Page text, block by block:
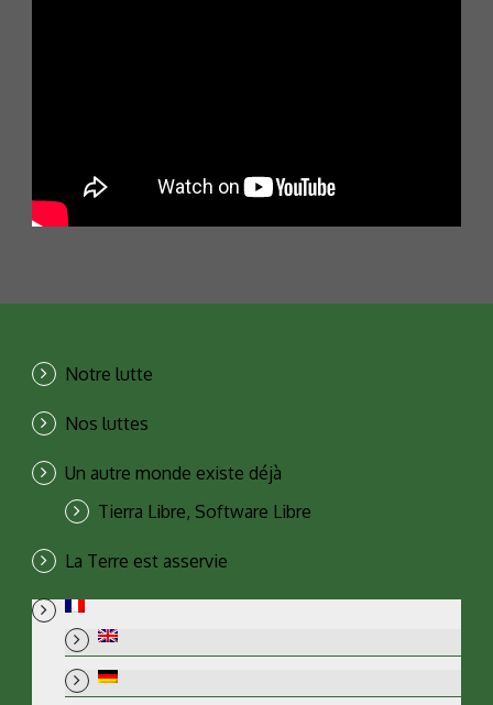
Notre lutte
Nos luttes
Un autre monde existe déjà
Tierra Libre, Software Libre
La Terre est asservie